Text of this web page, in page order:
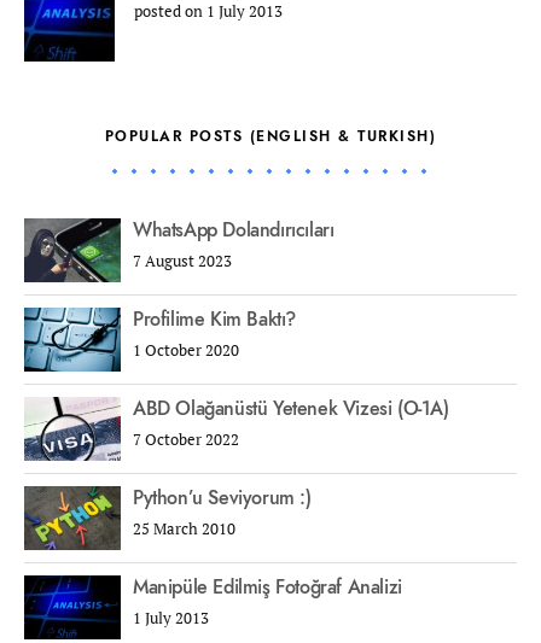
posted on 1 July 2013
POPULAR POSTS (ENGLISH & TURKISH)
WhatsApp Dolandırıcıları
7 August 2023
Profilime Kim Baktı?
1 October 2020
ABD Olağanüstü Yetenek Vizesi (O-1A)
7 October 2022
Python’u Seviyorum :)
25 March 2010
Manipüle Edilmiş Fotoğraf Analizi
1 July 2013